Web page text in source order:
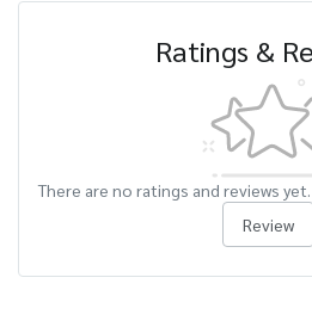
Ratings &
There are no ratings and reviews
Review